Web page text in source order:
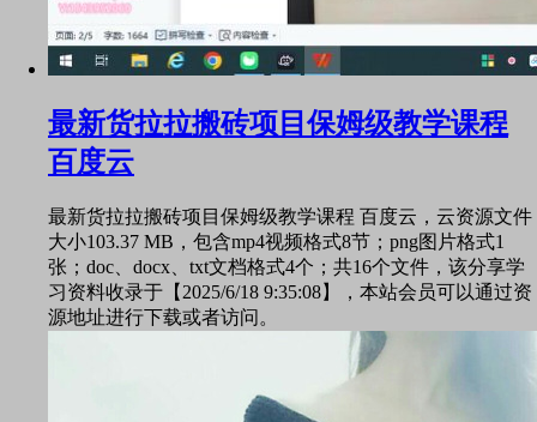
最新货拉拉搬砖项目保姆级教学课程
百度云
最新货拉拉搬砖项目保姆级教学课程 百度云，云资源文件
大小103.37 MB，包含mp4视频格式8节；png图片格式1
张；doc、docx、txt文档格式4个；共16个文件，该分享学
习资料收录于【2025/6/18 9:35:08】，本站会员可以通过资
源地址进行下载或者访问。